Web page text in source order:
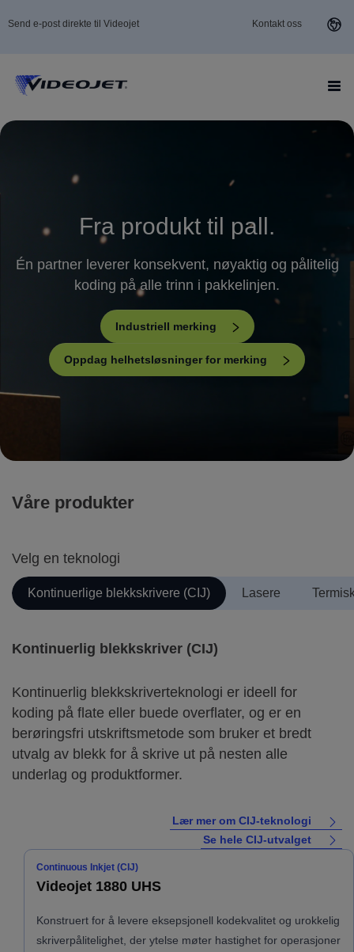
Send e-post direkte til Videojet Kontakt oss
Fra produkt til pall.
Én partner leverer konsekvent, nøyaktig og pålitelig
koding på alle trinn i pakkelinjen.
Industriell merking
Oppdag helhetsløsninger for merking
Våre produkter
Velg en teknologi
Kontinuerlige blekkskrivere (CIJ) Lasere
Kontinuerlig blekkskriver (CIJ)
Kontinuerlig blekkskriverteknologi er ideell for
koding på flate eller buede overflater, og er en
berøringsfri utskriftsmetode som bruker et bredt
utvalg av blekk for å skrive ut på nesten alle
underlag og produktformer.
Lær mer om CIJ-teknologi
Se hele CIJ-utvalget
Continuous Inkjet (CIJ)
Videojet 1880 UHS
Konstruert for å levere eksepsjonell kodekvalitet og urokkelig
skriverpålitelighet, der ytelse møter hastighet for operasjoner